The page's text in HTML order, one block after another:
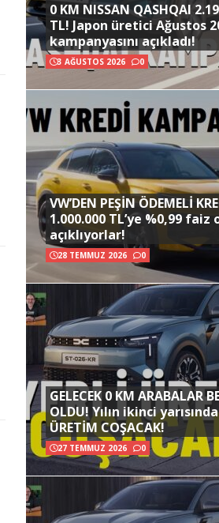
0 KM NISSAN QASHQAI
TL! Japon üretici Ağustos
kampanyasını açıkladı!
3 AĞUSTOS 2026 0
VW’DEN PEŞİN ÖDEMELİ
1.000.000 TL’ye %0,99 faiz
açıklıyorlar!
28 TEMMUZ 2026 0
GELECEK 0 KM ARABALAR
OLDU! Yılın ikinci yarısında
ÜRETİM COŞACAK!
27 TEMMUZ 2026 0